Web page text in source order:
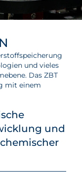
und vieles
Das ZBT
mit einem
und